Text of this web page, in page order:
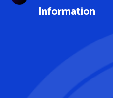
Information